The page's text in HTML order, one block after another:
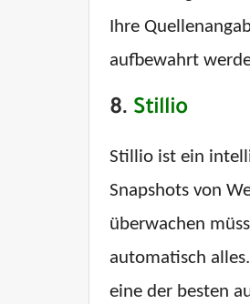
Ihre
aufbewahrt
8. Stillio
Stillio ist ein
Snapshots von
überwachen
automatisch
eine der besten